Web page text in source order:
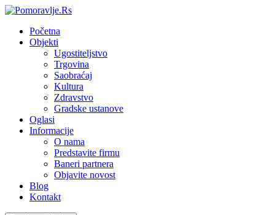
Početna
Objekti
Ugostiteljstvo
Trgovina
Saobraćaj
Kultura
Zdravstvo
Gradske ustanove
Oglasi
Informacije
O nama
Predstavite firmu
Baneri partnera
Objavite novost
Blog
Kontakt